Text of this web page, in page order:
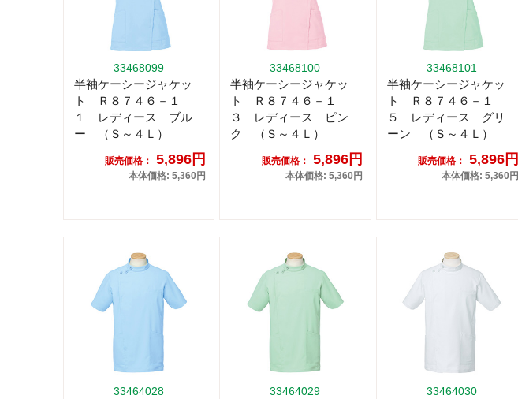
33468099
半袖ケーシージャケッ
ト Ｒ８７４６－１
１ レディース ブル
ー （Ｓ～４Ｌ）
販売価格： 5,896円
本体価格: 5,360円
33468100
半袖ケーシージャケッ
ト Ｒ８７４６－１
３ レディース ピン
ク （Ｓ～４Ｌ）
販売価格： 5,896円
本体価格: 5,360円
33468101
半袖ケーシージャケッ
ト Ｒ８７４６－１
５ レディース グリ
ーン （Ｓ～４Ｌ）
販売価格： 5,896円
本体価格: 5,360円
33464028 33464029 33464030